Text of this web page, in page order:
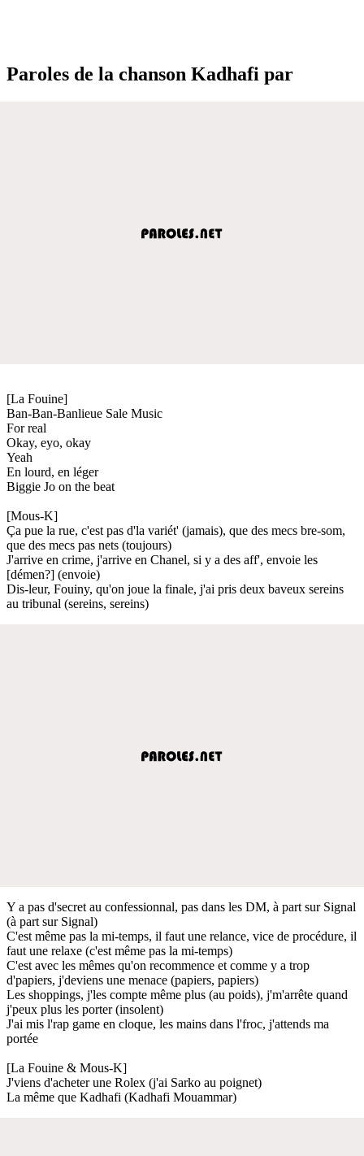
Paroles de la chanson Kadhafi par
[La Fouine]
Ban-Ban-Banlieue Sale Music
For real
Okay, eyo, okay
Yeah
En lourd, en léger
Biggie Jo on the beat
[Mous-K]
Ça pue la rue, c'est pas d'la variét' (jamais), que des mecs bre-som,
que des mecs pas nets (toujours)
J'arrive en crime, j'arrive en Chanel, si y a des aff', envoie les
[démen?] (envoie)
Dis-leur, Fouiny, qu'on joue la finale, j'ai pris deux baveux sereins
au tribunal (sereins, sereins)
Y a pas d'secret au confessionnal, pas dans les DM, à part sur Signal
(à part sur Signal)
C'est même pas la mi-temps, il faut une relance, vice de procédure, il
faut une relaxe (c'est même pas la mi-temps)
C'est avec les mêmes qu'on recommence et comme y a trop
d'papiers, j'deviens une menace (papiers, papiers)
Les shoppings, j'les compte même plus (au poids), j'm'arrête quand
j'peux plus les porter (insolent)
J'ai mis l'rap game en cloque, les mains dans l'froc, j'attends ma
portée
[La Fouine & Mous-K]
J'viens d'acheter une Rolex (j'ai Sarko au poignet)
La même que Kadhafi (Kadhafi Mouammar)